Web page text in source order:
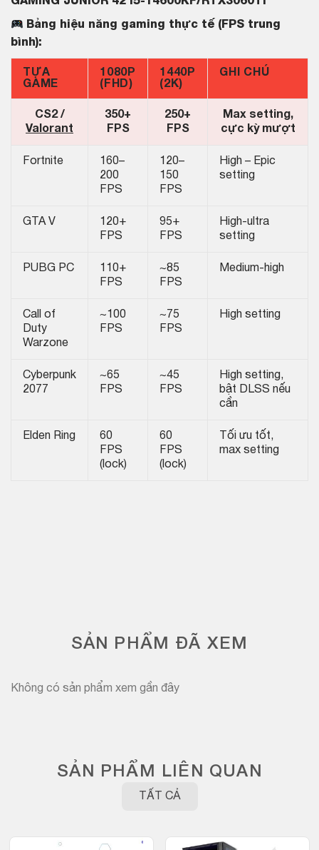
Bảng hiệu năng gaming thực tế (FPS trung
bình):
TỰA
GAME
1080P
(FHD)
1440P
(2K)
GHI CHÚ
CS2 /
Valorant
350+
FPS
250+
FPS
Max setting,
cực kỳ mượt
Fortnite
160–
200
FPS
120–
150
FPS
High – Epic
setting
GTA V
120+
FPS
95+
FPS
High-ultra
setting
PUBG PC
110+
FPS
~85
FPS
Medium-high
Call of
Duty
Warzone
~100
FPS
~75
FPS
High setting
Cyberpunk
2077
~65
FPS
~45
FPS
High setting,
bật DLSS nếu
cần
Elden Ring
60
FPS
(lock)
60
FPS
(lock)
Tối ưu tốt,
max setting
SẢN PHẨM ĐÃ XEM
Không có sản phẩm xem gần đây
SẢN PHẨM LIÊN QUAN
TẤT CẢ